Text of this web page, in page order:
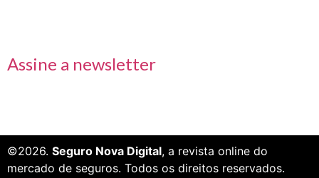
Assine a newsletter
©2026. Seguro Nova Digital, a revista online do
mercado de seguros. Todos os direitos reservados.